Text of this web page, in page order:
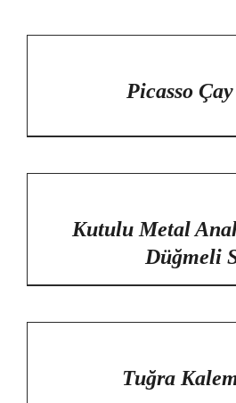
Picasso
Kutulu Metal
Düğmeli
Tuğra